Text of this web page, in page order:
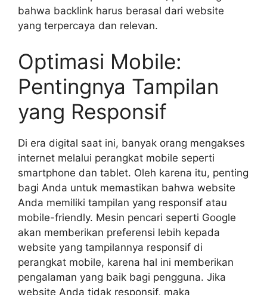
bahwa backlink harus berasal dari website
yang terpercaya dan relevan.
Optimasi Mobile:
Pentingnya Tampilan
yang Responsif
Di era digital saat ini, banyak orang mengakses
internet melalui perangkat mobile seperti
smartphone dan tablet. Oleh karena itu, penting
bagi Anda untuk memastikan bahwa website
Anda memiliki tampilan yang responsif atau
mobile-friendly. Mesin pencari seperti Google
akan memberikan preferensi lebih kepada
website yang tampilannya responsif di
perangkat mobile, karena hal ini memberikan
pengalaman yang baik bagi pengguna. Jika
website Anda tidak responsif, maka